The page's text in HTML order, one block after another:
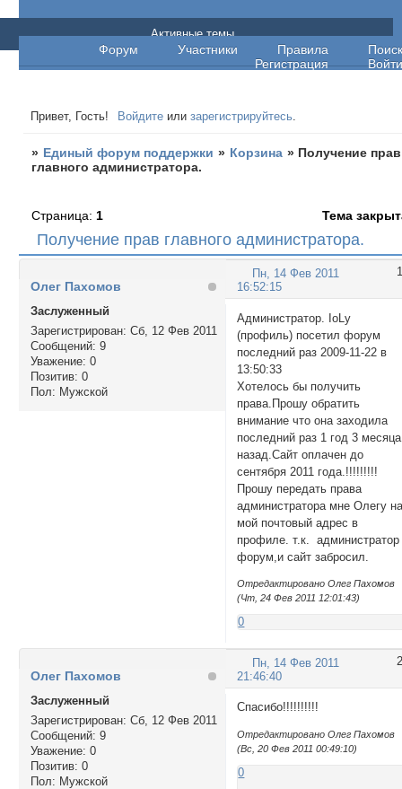
Единый форум поддержки
Форум Участники Правила
Поиск
Регистрация
Войти
Активные темы
Привет, Гость! Войдите илизарегистрируйтесь.
» Единый форум поддержки » Корзина » Получение прав
главного администратора.
Получение прав главного администратора.
Страница: 1 Тема
1
Пн, 14 Фев 2011
16:52:15
Олег Пахомов
Заслуженный
Зарегистрирован: Сб, 12 Фев 2011
Сообщений: 9
Уважение: 0
Позитив: 0
Пол: Мужской
Администратор. IoLy
(профиль) посетил форум
последний раз 2009-11-22 в
13:50:33
Хотелось бы получить
права.Прошу обратить
внимание что она заходила
последний раз 1 год 3 месяца
назад.Сайт оплачен до
сентября 2011 года.!!!!!!!!!
Прошу передать права
администратора мне Олегу
мой почтовый адрес в
профиле. т.к. администратор
форум,и сайт забросил.
Отредактировано Олег Пахомов
(Чт, 24 Фев 2011 12:01:43)
0
2
Пн, 14 Фев 2011
21:46:40
Олег Пахомов
Заслуженный
Зарегистрирован: Сб, 12 Фев 2011
Сообщений: 9
Уважение: 0
Позитив: 0
Пол: Мужской
Спасибо!!!!!!!!!!
Отредактировано Олег Пахомов
(Вс, 20 Фев 2011 00:49:10)
0